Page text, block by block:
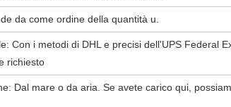
da come ordine della quantità u.
Con i metodi di DHL e precisi dell'UPS Federal
richiesto
Dal mare o da aria. Se avete carico qui,